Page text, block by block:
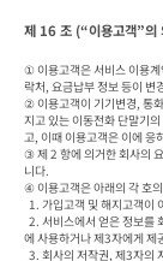
제 16 조 (“이용고객”의
① 이용고객은 서비스 이용계
락처, 요금납부 정보 등이 변
② 이용고객이 기기변경, 통
지고 있는 이동전화 단말기
고, 이때 이용고객은 이에 응
③ 제 2 항에 의거한 회사의
니다.
④ 이용고객은 아래의 각 호
에 사용하거나 제3자에게 제